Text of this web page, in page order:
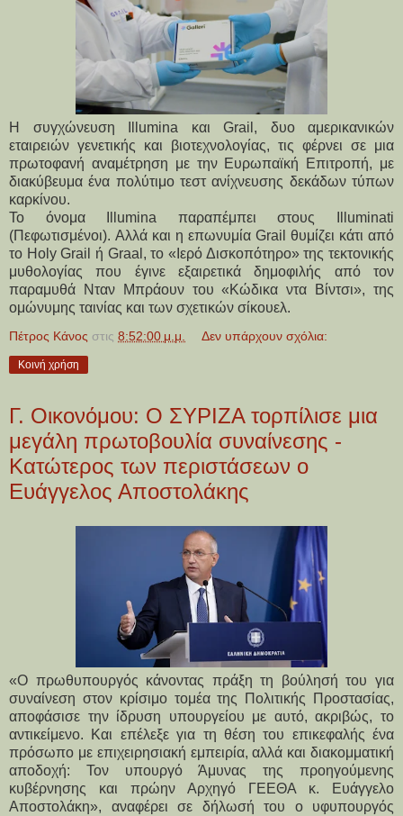
Η συγχώνευση Illumina και Grail, δυο αμερικανικών
εταιρειών γενετικής και βιοτεχνολογίας, τις φέρνει σε μια
πρωτοφανή αναμέτρηση με την Ευρωπαϊκή Επιτροπή, με
διακύβευμα ένα πολύτιμο τεστ ανίχνευσης δεκάδων τύπων
καρκίνου.
Το όνομα Illumina παραπέμπει στους Illuminati
(Πεφωτισμένοι). Αλλά και η επωνυμία Grail θυμίζει κάτι από
το Holy Grail ή Graal, το «Ιερό Δισκοπότηρο» της τεκτονικής
μυθολογίας που έγινε εξαιρετικά δημοφιλής από τον
παραμυθά Νταν Μπράουν του «Κώδικα ντα Βίντσι», της
ομώνυμης ταινίας και των σχετικών σίκουελ.
Πέτρος Κάνος στις 8:52:00 μ.μ. Δεν υπάρχουν σχόλια:
Κοινή χρήση
Γ. Οικονόμου: Ο ΣΥΡΙΖΑ τορπίλισε μια
μεγάλη πρωτοβουλία συναίνεσης -
Κατώτερος των περιστάσεων ο
Ευάγγελος Αποστολάκης
«Ο πρωθυπουργός κάνοντας πράξη τη βούλησή του για
συναίνεση στον κρίσιμο τομέα της Πολιτικής Προστασίας,
αποφάσισε την ίδρυση υπουργείου με αυτό, ακριβώς, το
αντικείμενο. Και επέλεξε για τη θέση του επικεφαλής ένα
πρόσωπο με επιχειρησιακή εμπειρία, αλλά και διακομματική
αποδοχή: Τον υπουργό Άμυνας της προηγούμενης
κυβέρνησης και πρώην Αρχηγό ΓΕΕΘΑ κ. Ευάγγελο
Αποστολάκη», αναφέρει σε δήλωσή του ο υφυπουργός